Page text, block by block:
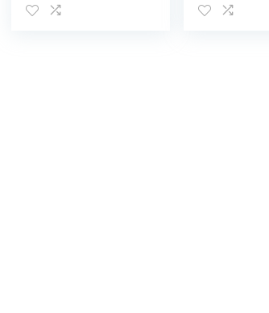
Mexicaanse
Mexicaanse